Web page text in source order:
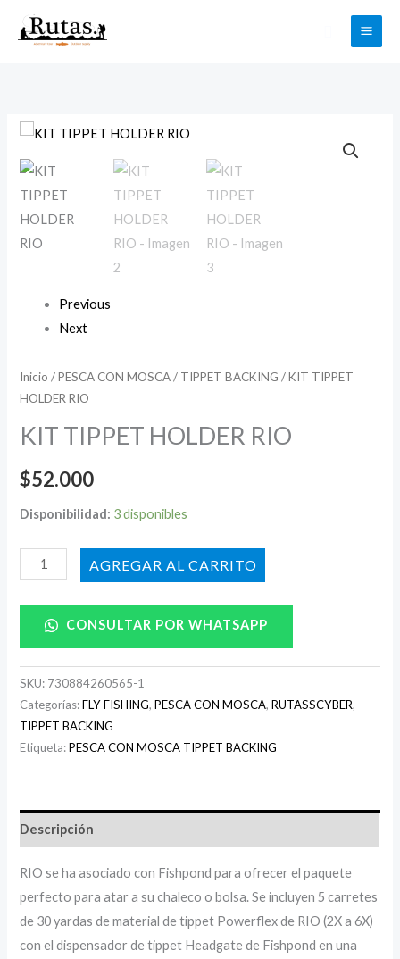
Buscar
Previous
Next
Inicio /PESCA CON MOSCA/ TIPPET BACKING / KIT TIPPET
HOLDER RIO
KIT TIPPET HOLDER RIO
$52.000
Disponibilidad: 3 disponibles
KIT
TIPPET
HOLDER
RIO
cantidad
AÑADIR AL CARRITO
CONSULTAR POR WHATSAPP
SKU: 730884260565-1
Categorías:FLY FISHING,PESCA CON MOSCA,RUTASSCYBER,
TIPPET BACKING
Etiqueta:PESCA CON MOSCA TIPPET BACKING
Descripción
RIO se ha asociado con Fishpond para ofrecer el paquete
perfecto para atar a su chaleco o bolsa. Se incluyen 5 carretes
de 30 yardas de material de tippet Powerflex de RIO (2X a 6X)
con el dispensador de tippet Headgate de Fishpond en una